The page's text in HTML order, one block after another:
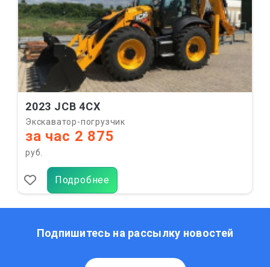
2023 JCB 4CX
Экскаватор-погрузчик
за час 2 875
руб.
Подробнее
Подпишитесь на рассылку новостей